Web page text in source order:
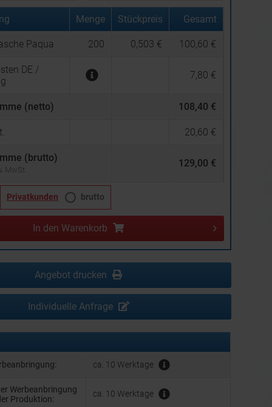
Menge Stückpreis Gesamt
Paqua 200 0,503 € 100,60 €
DE /
7,80 €
(netto) 108,40 €
20,60 €
(brutto)
MwSt.
129,00 €
Privatkunden brutto
In den Warenkorb
Angebot drucken
Individuelle Anfrage
ca. 10 Werktage
Werbeanbringung
Produktion:
ca. 10 Werktage